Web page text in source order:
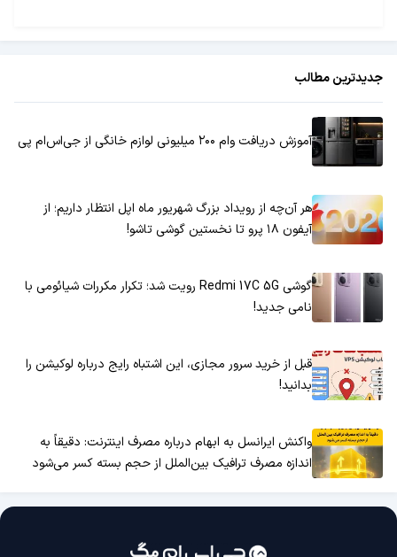
جدیدترین مطالب
آموزش دریافت وام ۲۰۰ میلیونی لوازم خانگی از جی‌اس‌ام پی
هر آن‌چه از رویداد بزرگ شهریور ماه اپل انتظار داریم؛ از
آیفون ۱۸ پرو تا نخستین گوشی تاشو!
گوشی Redmi 17C 5G رویت شد؛ تکرار مکررات شیائومی با
نامی جدید!
قبل از خرید سرور مجازی، این اشتباه رایج درباره لوکیشن را
بدانید!
واکنش ایرانسل به ابهام درباره مصرف اینترنت: دقیقاً به
اندازه مصرف ترافیک بین‌الملل از حجم بسته کسر می‌شود